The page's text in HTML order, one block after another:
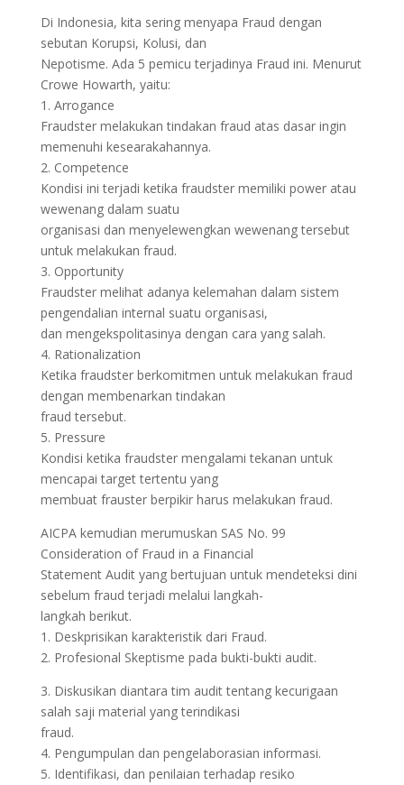
Di Indonesia, kita sering menyapa Fraud dengan
sebutan Korupsi, Kolusi, dan
Nepotisme. Ada 5 pemicu terjadinya Fraud ini. Menurut
Crowe Howarth, yaitu:
1. Arrogance
Fraudster melakukan tindakan fraud atas dasar ingin
memenuhi kesearakahannya.
2. Competence
Kondisi ini terjadi ketika fraudster memiliki power atau
wewenang dalam suatu
organisasi dan menyelewengkan wewenang tersebut
untuk melakukan fraud.
3. Opportunity
Fraudster melihat adanya kelemahan dalam sistem
pengendalian internal suatu organisasi,
dan mengekspolitasinya dengan cara yang salah.
4. Rationalization
Ketika fraudster berkomitmen untuk melakukan fraud
dengan membenarkan tindakan
fraud tersebut.
5. Pressure
Kondisi ketika fraudster mengalami tekanan untuk
mencapai target tertentu yang
membuat frauster berpikir harus melakukan fraud.
AICPA kemudian merumuskan SAS No. 99
Consideration of Fraud in a Financial
Statement Audit yang bertujuan untuk mendeteksi dini
sebelum fraud terjadi melalui langkah-
langkah berikut.
1. Deskprisikan karakteristik dari Fraud.
2. Profesional Skeptisme pada bukti-bukti audit.
3. Diskusikan diantara tim audit tentang kecurigaan
salah saji material yang terindikasi
fraud.
4. Pengumpulan dan pengelaborasian informasi.
5. Identifikasi, dan penilaian terhadap resiko